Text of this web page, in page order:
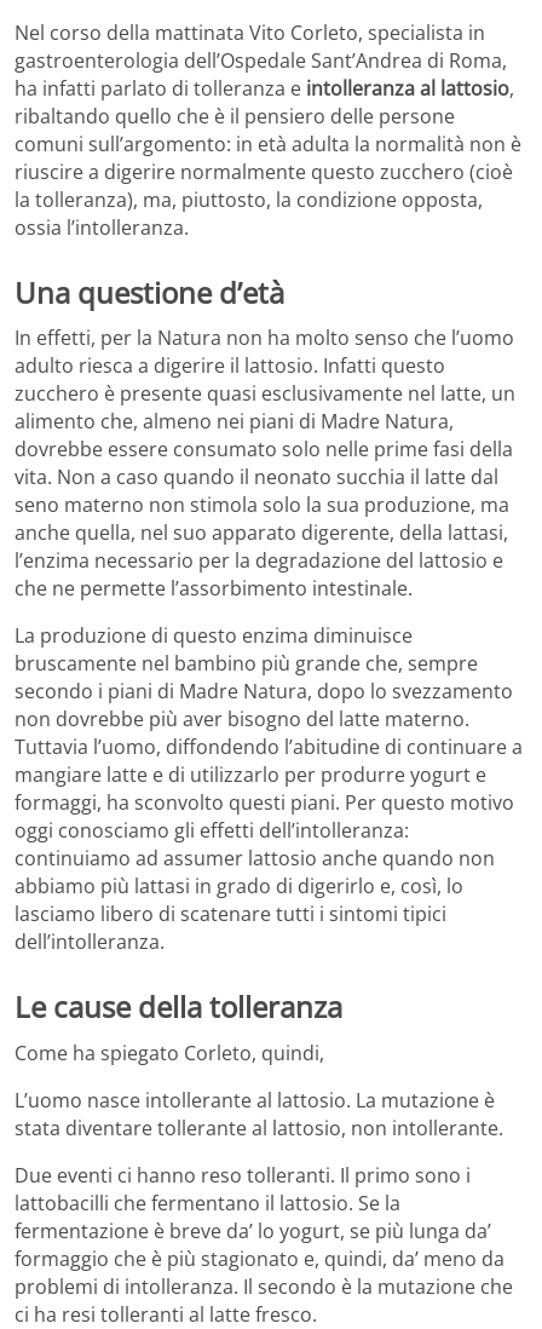
Nel corso della mattinata Vito Corleto, specialista in
gastroenterologia dell’Ospedale Sant’Andrea di Roma,
ha infatti parlato di tolleranza e intolleranza al lattosio,
ribaltando quello che è il pensiero delle persone
comuni sull’argomento: in età adulta la normalità non è
riuscire a digerire normalmente questo zucchero (cioè
la tolleranza), ma, piuttosto, la condizione opposta,
ossia l’intolleranza.
Una questione d’età
In effetti, per la Natura non ha molto senso che l’uomo
adulto riesca a digerire il lattosio. Infatti questo
zucchero è presente quasi esclusivamente nel latte, un
alimento che, almeno nei piani di Madre Natura,
dovrebbe essere consumato solo nelle prime fasi della
vita. Non a caso quando il neonato succhia il latte dal
seno materno non stimola solo la sua produzione, ma
anche quella, nel suo apparato digerente, della lattasi,
l’enzima necessario per la degradazione del lattosio e
che ne permette l’assorbimento intestinale.
La produzione di questo enzima diminuisce
bruscamente nel bambino più grande che, sempre
secondo i piani di Madre Natura, dopo lo svezzamento
non dovrebbe più aver bisogno del latte materno.
Tuttavia l’uomo, diffondendo l’abitudine di continuare a
mangiare latte e di utilizzarlo per produrre yogurt e
formaggi, ha sconvolto questi piani. Per questo motivo
oggi conosciamo gli effetti dell’intolleranza:
continuiamo ad assumer lattosio anche quando non
abbiamo più lattasi in grado di digerirlo e, così, lo
lasciamo libero di scatenare tutti i sintomi tipici
dell’intolleranza.
Le cause della tolleranza
Come ha spiegato Corleto, quindi,
L’uomo nasce intollerante al lattosio. La mutazione è
stata diventare tollerante al lattosio, non intollerante.
Due eventi ci hanno reso tolleranti. Il primo sono i
lattobacilli che fermentano il lattosio. Se la
fermentazione è breve da’ lo yogurt, se più lunga da’
formaggio che è più stagionato e, quindi, da’ meno da
problemi di intolleranza. Il secondo è la mutazione che
ci ha resi tolleranti al latte fresco.